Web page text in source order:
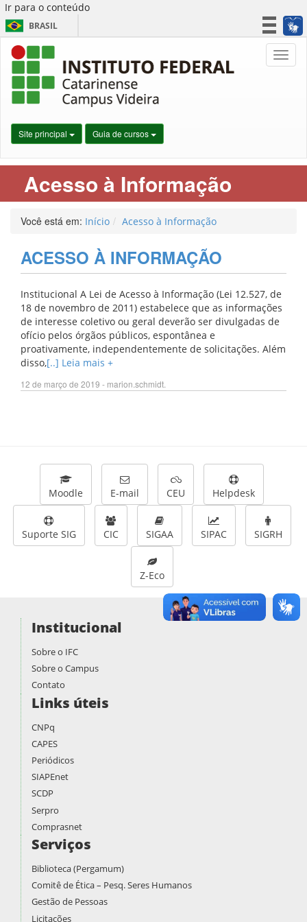
Ir para o conteúdo
BRASIL
Simplifique!
Site principal Guia de cursos
Acesso à Informação
Você está em: Início Acesso à Informação
ACESSO À INFORMAÇÃO
Institucional A Lei de Acesso à Informação (Lei 12.527, de
18 de novembro de 2011) estabelece que as informações
de interesse coletivo ou geral deverão ser divulgadas de
ofício pelos órgãos públicos, espontânea e
proativamente, independentemente de solicitações. Além
disso,[..] Leia mais +
12 de março de 2019 - marion.schmidt.
Moodle E-mail CEU Helpdesk
Suporte SIG CIC SIGAA SIPAC SIGRH
Z-Eco
Institucional
Sobre o IFC
Sobre o Campus
Contato
Links úteis
CNPq
CAPES
Periódicos
SIAPEnet
SCDP
Serpro
Comprasnet
Serviços
Biblioteca (Pergamum)
Comitê de Ética – Pesq. Seres Humanos
Gestão de Pessoas
Licitações